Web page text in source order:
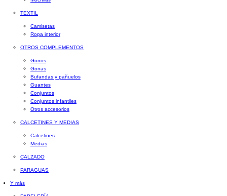
TEXTIL
Camisetas
Ropa interior
OTROS COMPLEMENTOS
Gorros
Gorras
Bufandas y pañuelos
Guantes
Conjuntos
Conjuntos infantiles
Otros accesorios
CALCETINES Y MEDIAS
Calcetines
Medias
CALZADO
PARAGUAS
Y más